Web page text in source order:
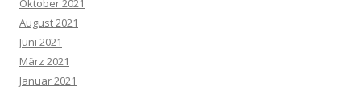
August 2021
Juni 2021
März 2021
Januar 2021